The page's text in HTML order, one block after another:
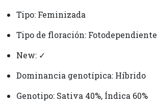
Tipo: Feminizada
Tipo de floración: Fotodependiente
New: ✓
Dominancia genotípica: Híbrido
Genotipo: Sativa 40%, Índica 60%